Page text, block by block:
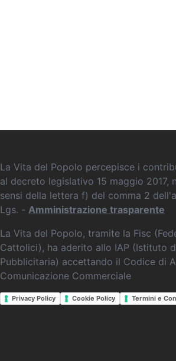
La Vita del Popolo percepisce i
al decreto legislativo 15 maggio 2017,
sensi della lettera f) del comma 2
Lgs. -Amministrazione trasparente
La Vita del Popolo, tramite la Fisc
Cattolici), ha aderito allo IAP (Istituto
Pubblicitaria) accettando il Codice di
Comunicazione Commerciale
Privacy Policy Cookie Policy Termini e